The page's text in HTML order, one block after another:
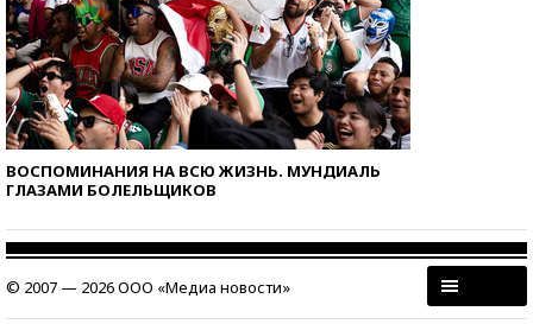
ВОСПОМИНАНИЯ НА ВСЮ ЖИЗНЬ. МУНДИАЛЬ
ГЛАЗАМИ БОЛЕЛЬЩИКОВ
© 2007 — 2026 ООО «Медиа новости»